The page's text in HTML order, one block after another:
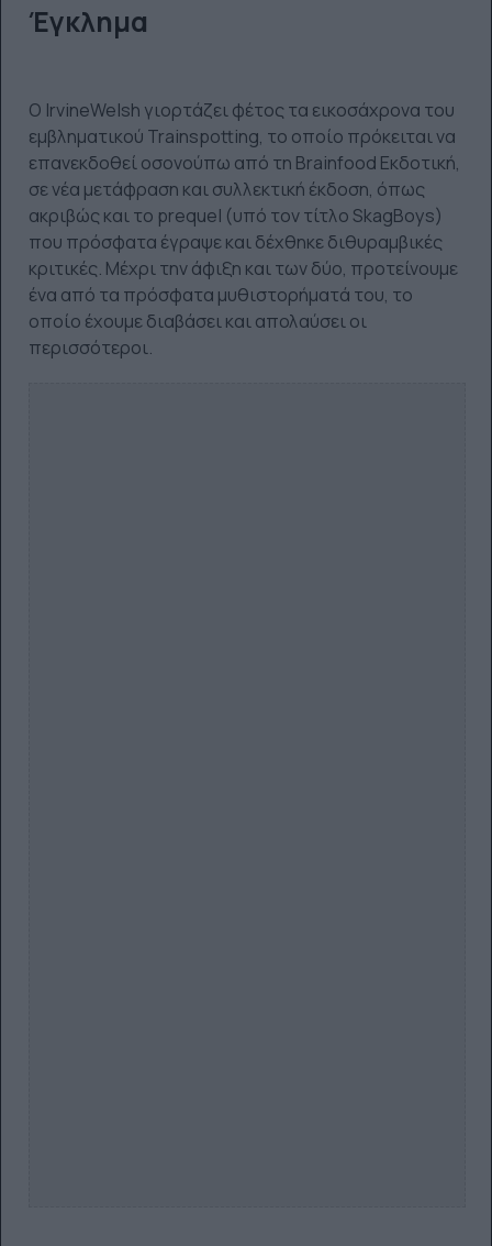
Έγκλημα
Ο IrvineWelsh γιορτάζει φέτος τα εικοσάχρονα του
εμβληματικού Trainspotting, το οποίο πρόκειται να
επανεκδοθεί οσονούπω από τη Brainfood Εκδοτική,
σε νέα μετάφραση και συλλεκτική έκδοση, όπως
ακριβώς και το prequel (υπό τον τίτλο SkagBoys)
που πρόσφατα έγραψε και δέχθηκε διθυραμβικές
κριτικές. Μέχρι την άφιξη και των δύο, προτείνουμε
ένα από τα πρόσφατα μυθιστορήματά του, το
οποίο έχουμε διαβάσει και απολαύσει οι
περισσότεροι.